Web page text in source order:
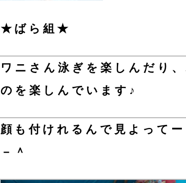
★ばら組★
ワニさん泳ぎを楽しんだり
のを楽しんでいます♪
顔も付けれるんで見よって
－＾